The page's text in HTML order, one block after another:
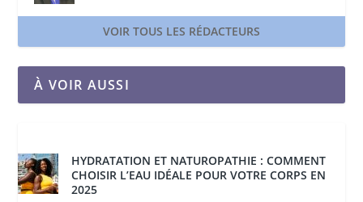
VOIR TOUS LES RÉDACTEURS
À VOIR AUSSI
HYDRATATION ET NATUROPATHIE : COMMENT
CHOISIR L’EAU IDÉALE POUR VOTRE CORPS EN
2025